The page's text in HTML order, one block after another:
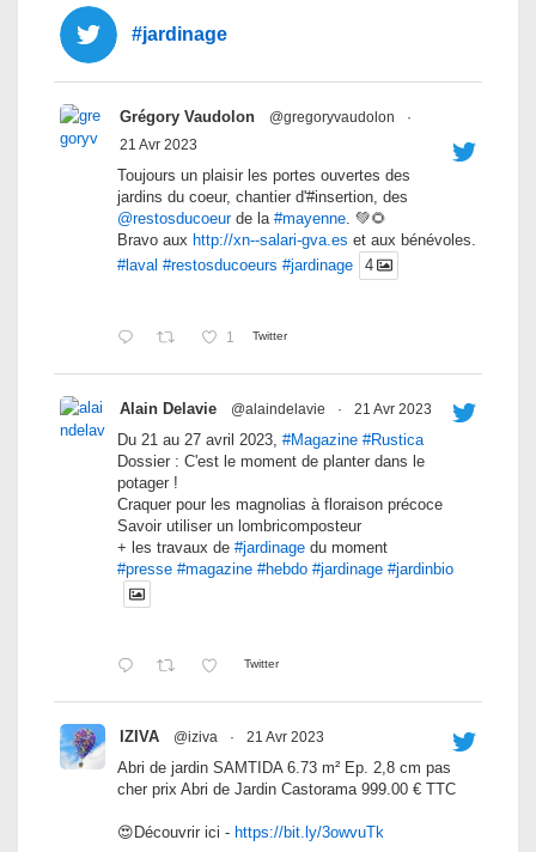
#jardinage
Grégory Vaudolon @gregoryvaudolon
·
21 Avr 2023
Toujours un plaisir les portes ouvertes des
jardins du coeur, chantier d'#insertion, des
@restosducoeurde la #mayenne. 💚🌻
Bravo aux http://xn--salari-gva.es et aux bénévoles.
#laval #restosducoeurs #jardinage 4
1 Twitter
Alain Delavie @alaindelavie · 21 Avr 2023
Du 21 au 27 avril 2023, #Magazine #Rustica
Dossier : C'est le moment de planter dans le
potager !
Craquer pour les magnolias à floraison précoce
Savoir utiliser un lombricomposteur
+ les travaux de #jardinage du moment
#presse #magazine #hebdo #jardinage #jardinbio
Twitter
IZIVA @iziva · 21 Avr 2023
Abri de jardin SAMTIDA 6.73 m² Ep. 2,8 cm pas
cher prix Abri de Jardin Castorama 999.00 € TTC
😍Découvrir ici - https://bit.ly/3owvuTk